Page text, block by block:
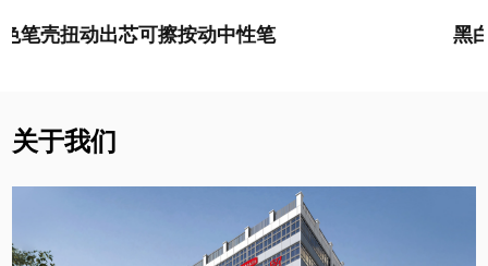
子弹头，使得书写更加清晰流畅。无论是涂鸦、写
晕染或断墨现象，让用户能够以自然的笔触表达自
己的想法。
笔握部分使用了柔软材质制作，可以
很好地适应手部的形状，给用户带来舒适的手感。
黑白笔壳扭动出芯可擦按动中性笔
关于我们